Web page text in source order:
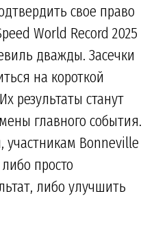
свое право
World Record 2025
дважды. Засечки
на короткой
результаты станут
главного события.
участникам Bonneville
просто
либо улучшить